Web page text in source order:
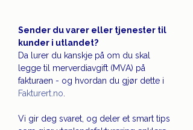
Sender du varer eller tjenester til
kunder i utlandet?
Da lurer du kanskje på om du skal
legge til merverdiavgift (MVA) på
fakturaen - og hvordan du gjør dette i
Fakturert.no
Vi gir deg svaret, og deler et smart tips